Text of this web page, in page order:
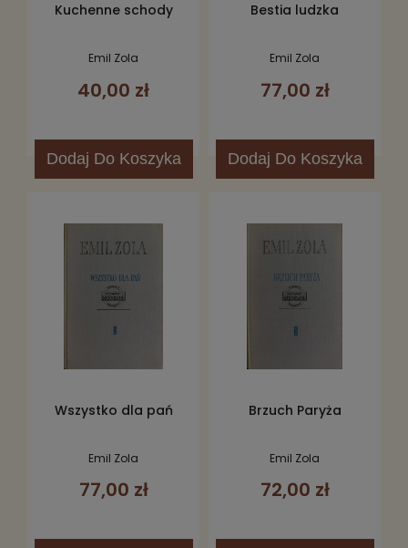
Kuchenne schody
Emil Zola
40,00 zł
Dodaj Do Koszyka
Bestia ludzka
Emil Zola
77,00 zł
Dodaj Do Koszyka
Wszystko dla pań
Emil Zola
77,00 zł
Brzuch Paryża
Emil Zola
72,00 zł